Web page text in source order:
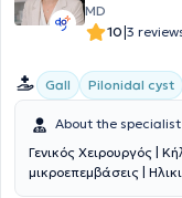
MD
10|3
Gall Pilonidal cyst
About the specialist
Γενικός Χειρουργός |
μικροεπεμβάσεις |